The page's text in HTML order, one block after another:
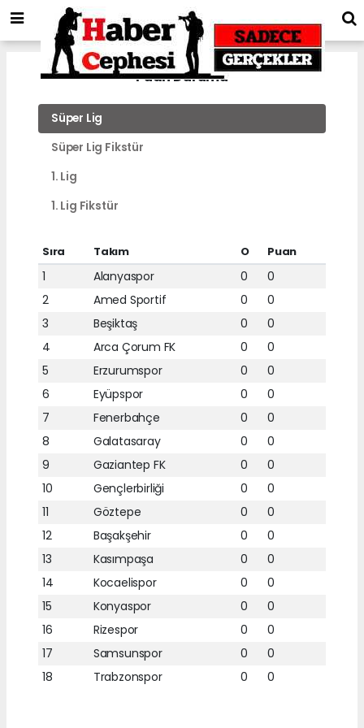
Puan Durumu
Süper Lig
Süper Lig Fikstür
1. Lig
1. Lig Fikstür
Sıra Takım O Puan
1 Alanyaspor 0
0
2
Amed Sportif 0
0
3
Beşiktaş 0
0
4
Arca Çorum FK 0
0
5
Erzurumspor 0
0
6
Eyüpspor 0
0
7
Fenerbahçe 0
0
8
Galatasaray 0
0
9
Gaziantep FK 0
0
10
Gençlerbirliği 0
0
11
Göztepe 0
0
12
Başakşehir 0
0
13
Kasımpaşa 0
0
14
Kocaelispor 0
0
15
Konyaspor 0
0
16
Rizespor 0
0
17
Samsunspor 0
0
18
Trabzonspor 0 0